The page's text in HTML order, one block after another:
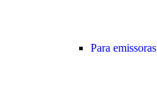
Para emissoras